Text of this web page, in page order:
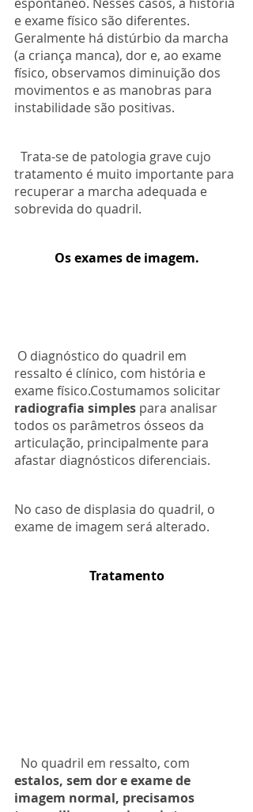
espontâneo. Nesses casos, a história
e exame físico são diferentes.
Geralmente há distúrbio da marcha
(a criança manca), dor e, ao exame
físico, observamos diminuição dos
movimentos e as manobras para
instabilidade são positivas.
tratamento é muito importante para
recuperar a marcha adequada e
sobrevida do quadril.
Os exames de imagem.
ressalto é clínico, com história e
exame físico.Costumamos solicitar
radiografia simples para analisar
todos os parâmetros ósseos da
articulação, principalmente para
afastar diagnósticos diferenciais.
No caso de displasia do quadril, o
exame de imagem será alterado.
Tratamento
  No quadril em ressalto, com
estalos, sem dor e exame de
imagem normal, precisamos